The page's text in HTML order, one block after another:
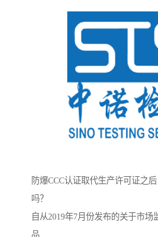
防爆CCC认证取代生产许可证之
吗？
自从2019年7月份发布的关于市
品